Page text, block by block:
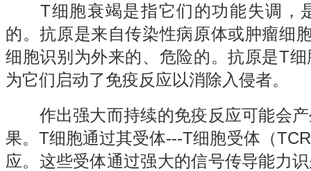
T细胞衰竭是指它们的功能失调，
的。抗原是来自传染性病原体或肿瘤细
细胞识别为外来的、危险的。抗原是T
为它们启动了免疫反应以消除入侵者。
作出强大而持续的免疫反应可能会产
果。T细胞通过其受体---T细胞受体（
应。这些受体通过强大的信号传导能力